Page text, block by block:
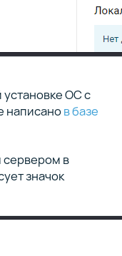
ОС с
написанов базе
сервером в
значок